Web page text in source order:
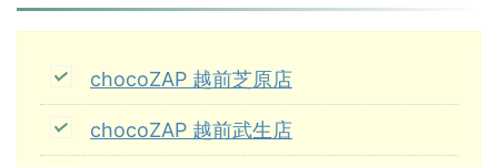
chocoZAP 越前芝原店
chocoZAP 越前武生店